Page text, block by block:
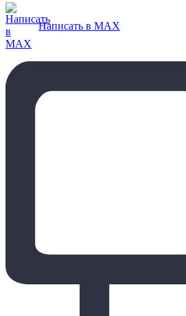
Написать в MAX